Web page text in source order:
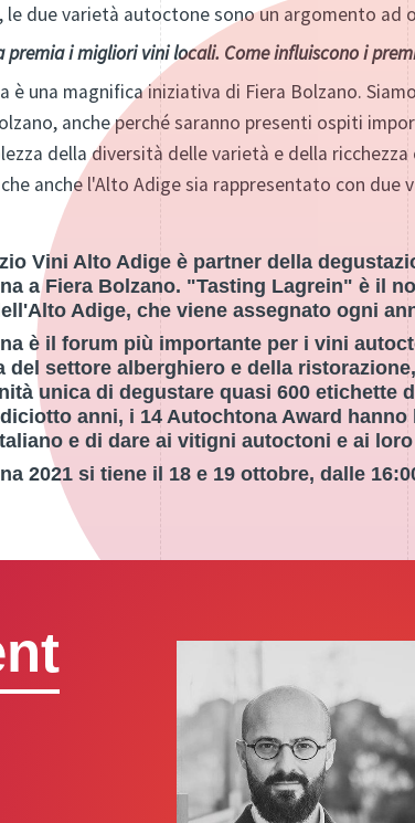
le due varietà autoctone sono un argomento ad
premia i migliori vini locali. Come influiscono i
è una magnifica iniziativa di Fiera Bolzano.
anche perché saranno presenti ospiti
della diversità delle varietà e della
anche l'Alto Adige sia rappresentato con due
Vini Alto Adige è partner della
a Fiera Bolzano. "Tasting Lagrein" è il
Adige, che viene assegnato ogni
è il forum più importante per i vini
del settore alberghiero e della
unica di degustare quasi 600 etichette
anni, i 14 Autochtona Award
e di dare ai vitigni autoctoni e ai
2021 si tiene il 18 e 19 ottobre, dalle